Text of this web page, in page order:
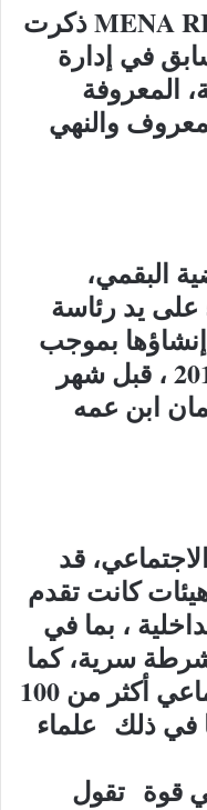
ووفقاً ل MENA RIGHTS GROUP ذكرت
في إدارة
المعروفة
والنهي
البقمي،
يد رئاسة
بموجب
مرسوم ملكي في يونيو 2017 ، قبل شهر
ابن عمه
قد
كانت تقدم
، بما في
سرية، كما
اعتقل برنامج الأمن الاجتماعي أكثر من 100
2017 ، بما في ذلك علماء
قوة تقول